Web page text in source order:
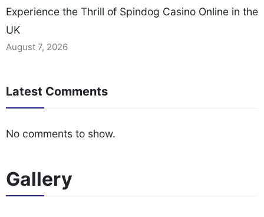
Experience the Thrill of Spindog Casino Online in the
UK
August 7, 2026
Latest Comments
No comments to show.
Gallery